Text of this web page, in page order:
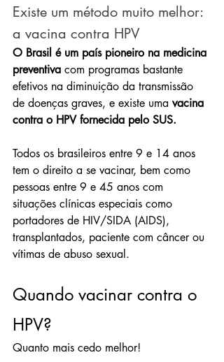
Existe um método muito melhor:
a vacina contra HPV
O Brasil é um país pioneiro na medicina
preventiva com programas bastante
efetivos na diminuição da transmissão
de doenças graves, e existe uma vacina
contra o HPV fornecida pelo SUS.
Todos os brasileiros entre 9 e 14 anos
tem o direito a se vacinar, bem como
pessoas entre 9 e 45 anos com
situações clínicas especiais como
portadores de HIV/SIDA (AIDS),
transplantados, paciente com câncer ou
vítimas de abuso sexual.
​Quando vacinar contra o
HPV?
Quanto mais cedo melhor!